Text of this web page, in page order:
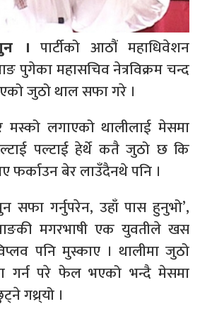
। पार्टीको आठौं महाधिवेशन
पुगेका महासचिव नेत्रविक्रम चन्द
जुठो थाल सफा गरे ।
लगाएको थालीलाई मेसमा
पल्टाई हेर्थे कतै जुठो छ कि
फर्काउन बेर लाउँदैनथे पनि ।
सफा गर्नुपरेन, उहाँ पास हुनुभो’,
मगरभाषी एक युवतीले खस
पनि मुस्काए । थालीमा जुठो
गर्न परे फेल भएको भन्दै मेसमा
गथ्र्यो ।